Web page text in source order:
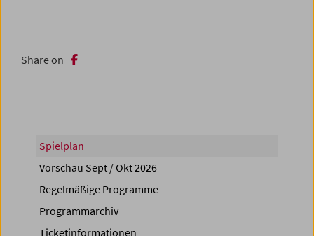
Share on
Spielplan
Vorschau Sept / Okt 2026
Regelmäßige Programme
Programmarchiv
Ticketinformationen